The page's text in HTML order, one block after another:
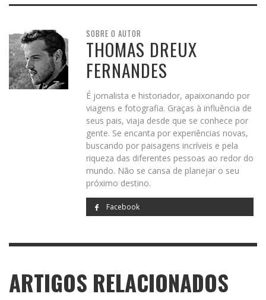
SOBRE O AUTOR
THOMAS DREUX
FERNANDES
É jornalista e historiador, apaixonando por
viagens e fotografia. Graças à influência de
seus pais, viaja desde que se conhece por
gente. Se encanta por experiências novas,
buscando por paisagens incríveis e pela
riqueza das diferentes pessoas ao redor do
mundo. Não se cansa de planejar o seu
próximo destino.
Facebook
ARTIGOS RELACIONADOS